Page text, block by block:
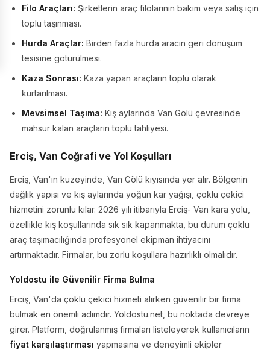
Filo Araçları: Şirketlerin araç filolarının bakım veya satış için
toplu taşınması.
Hurda Araçlar: Birden fazla hurda aracın geri dönüşüm
tesisine götürülmesi.
Kaza Sonrası: Kaza yapan araçların toplu olarak
kurtarılması.
Mevsimsel Taşıma: Kış aylarında Van Gölü çevresinde
mahsur kalan araçların toplu tahliyesi.
Erciş, Van Coğrafi ve Yol Koşulları
Erciş, Van'ın kuzeyinde, Van Gölü kıyısında yer alır. Bölgenin
dağlık yapısı ve kış aylarında yoğun kar yağışı, çoklu çekici
hizmetini zorunlu kılar. 2026 yılı itibarıyla Erciş- Van kara yolu,
özellikle kış koşullarında sık sık kapanmakta, bu durum çoklu
araç taşımacılığında profesyonel ekipman ihtiyacını
artırmaktadır. Firmalar, bu zorlu koşullara hazırlıklı olmalıdır.
Yoldostu ile Güvenilir Firma Bulma
Erciş, Van'da çoklu çekici hizmeti alırken güvenilir bir firma
bulmak en önemli adımdır. Yoldostu.net, bu noktada devreye
girer. Platform, doğrulanmış firmaları listeleyerek kullanıcıların
fiyat karşılaştırması yapmasına ve deneyimli ekipler